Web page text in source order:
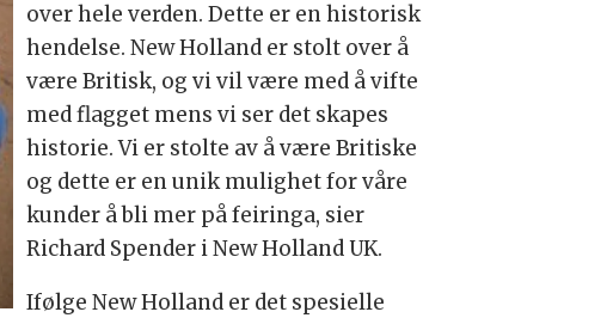
over hele verden. Dette er en historisk
hendelse. New Holland er stolt over å
være Britisk, og vi vil være med å vifte
med flagget mens vi ser det skapes
historie. Vi er stolte av å være Britiske
og dette er en unik mulighet for våre
kunder å bli mer på feiringa, sier
Richard Spender i New Holland UK.
Ifølge New Holland er det spesielle